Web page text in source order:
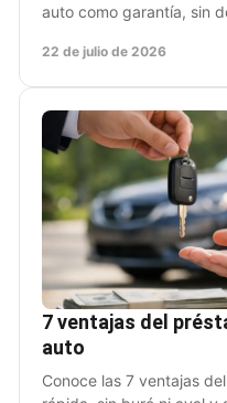
auto como garantía, sin
22 de julio de 2026
7 ventajas del
auto
Conoce las 7 ventajas